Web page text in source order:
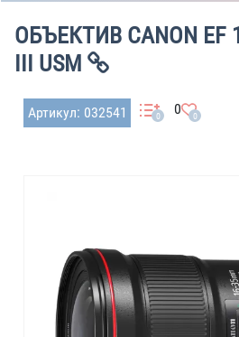
ОБЪЕКТИВ CANON
III USM
Артикул: 032541 0 0 0